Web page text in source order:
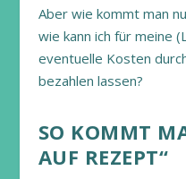
Aber wie kommt man
wie kann ich für meine
eventuelle Kosten
bezahlen lassen?
SO KOMMT
AUF REZEPT“